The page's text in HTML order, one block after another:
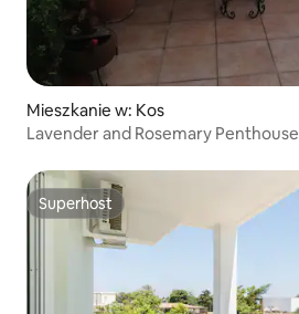
Mieszkanie w: Kos
Lavender and Rosemary Penthouse
Superhost
Superhost